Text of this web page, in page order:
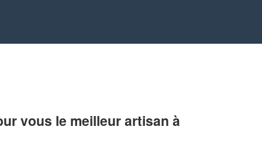
vous le meilleur artisan à